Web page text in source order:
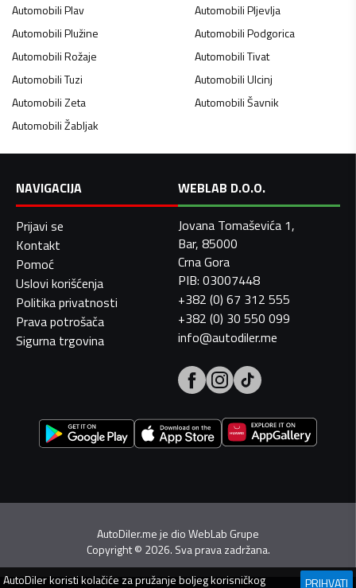
AutomobiliPlav AutomobiliPljevlja
AutomobiliPlužine AutomobiliPodgorica
AutomobiliRožaje AutomobiliTivat
AutomobiliTuzi AutomobiliUlcinj
AutomobiliZeta AutomobiliŠavnik
AutomobiliŽabljak
NAVIGACIJA
Prijavi se
Kontakt
Pomoć
Uslovi korišćenja
Politika privatnosti
Prava potrošača
Sigurna trgovina
WEBLAB D.O.O.
Jovana Tomaševića 1,
Bar, 85000
Crna Gora
PIB: 03007448
+382 (0) 67 312 555
+382 (0) 30 550 099
info@autodiler.me
AutoDiler.me je dioWebLab Grupe
Copyright© 2026. Sva prava zadržana.
AutoDilerkoristi kolačiće za pružanje boljeg korisničkog
PRIHVATI